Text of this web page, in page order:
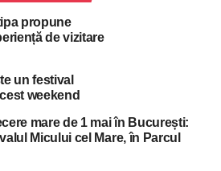
ANTREC România, şi
Centenarului: Portul popular din
Onoiu, şef secţie
propune
de vizitare
un festival
weekend
mare de 1 mai în București:
Micului cel Mare, în Parcul